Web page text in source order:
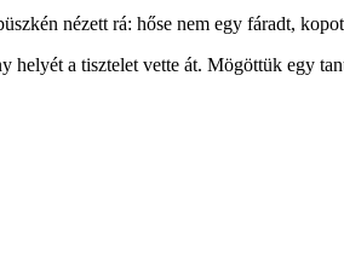
nézett rá: hőse nem egy fáradt,
a tisztelet vette át. Mögöttük egy